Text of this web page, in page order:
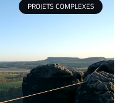
PROJETS COMPLEXES